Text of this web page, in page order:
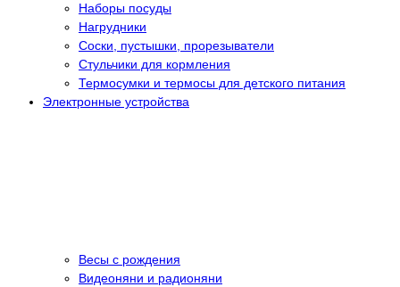
Наборы посуды
Нагрудники
Соски, пустышки, прорезыватели
Стульчики для кормления
Термосумки и термосы для детского питания
Электронные устройства
Весы с рождения
Видеоняни и радионяни